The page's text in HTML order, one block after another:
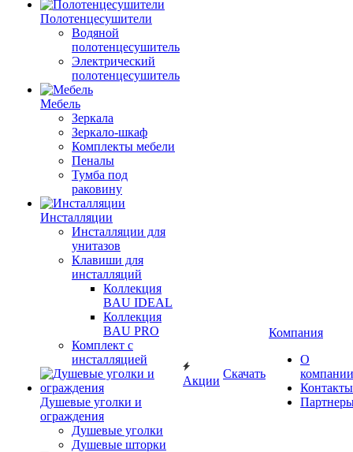
Полотенцесушители
Водяной
полотенцесушитель
Электрический
полотенцесушитель
Мебель
Зеркала
Зеркало-шкаф
Комплекты мебели
Пеналы
Тумба под
раковину
Инсталляции
Инсталляции для
унитазов
Клавиши для
инсталляций
Коллекция
BAU IDEAL
Коллекция
BAU PRO
Комплект с
инсталляцией
Душевые уголки и
ограждения
Душевые уголки
Душевые шторки
Акции
Скачать
Компания
О
компании
Контакты